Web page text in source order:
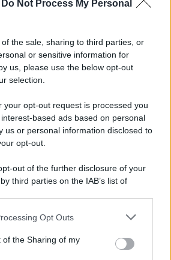
Do Not Process My Personal
the sale, sharing to third parties, or
or sensitive information for
us, please use the below opt-out
selection.
your opt-out request is processed you
based ads based on personal
us or personal information disclosed to
opt-out.
out of the further disclosure of your
third parties on the IAB’s list of
also be disclosed by us to third parties
parties.
Opt Outs
of the Sharing of my
- P.IVA 04827280654 - Testata
Di Nocera Inferiore N. 8/2020 - RG N.
N. 35792 – ISCRITTA ALL’ANSO
NAZIONALE STAMPA ONLINE)
PREFERENZE PRIVACY